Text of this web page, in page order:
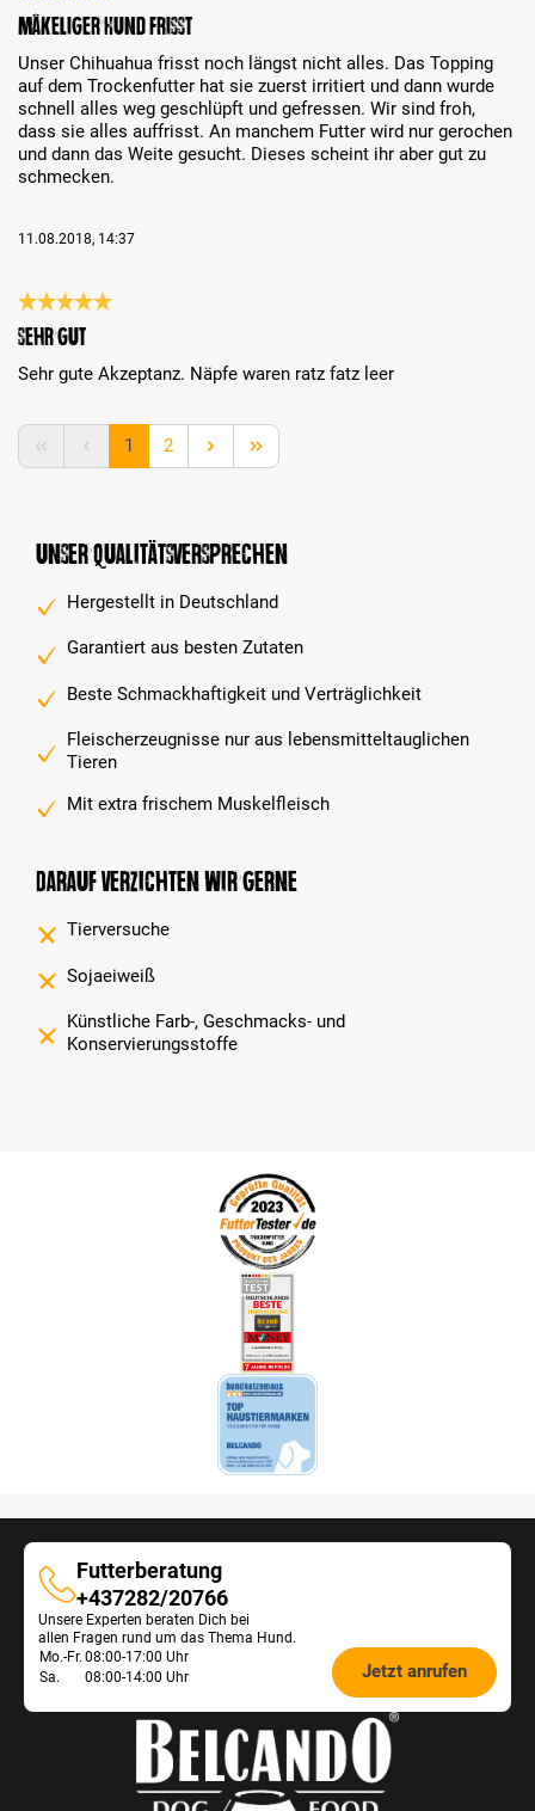
Bewertung mit 5 von 5 Sternen
Mäkeliger Hund frisst
Unser Chihuahua frisst noch längst nicht alles. Das Topping
auf dem Trockenfutter hat sie zuerst irritiert und dann wurde
schnell alles weg geschlüpft und gefressen. Wir sind froh,
dass sie alles auffrisst. An manchem Futter wird nur gerochen
und dann das Weite gesucht. Dieses scheint ihr aber gut zu
schmecken.
11.08.2018, 14:37
Bewertung mit 5 von 5 Sternen
Sehr gut
Sehr gute Akzeptanz. Näpfe waren ratz fatz leer
Seite
1 Seite
2
Unser Qualitätsversprechen
Hergestellt in Deutschland
Garantiert aus besten Zutaten
Beste Schmackhaftigkeit und Verträglichkeit
Fleischerzeugnisse nur aus lebensmitteltauglichen
Tieren
Mit extra frischem Muskelfleisch
Darauf verzichten wir gerne
Tierversuche
Sojaeiweiß
Künstliche Farb-, Geschmacks- und
Konservierungsstoffe
Futterberatung
Futterberatung
+437282/20766
Unsere Experten beraten Dich bei
allen Fragen rund um das Thema Hund.
Öffnungszeiten
Mo.-Fr. 08:00-17:00 Uhr
Sa.
08:00-14:00 Uhr Jetzt anrufen